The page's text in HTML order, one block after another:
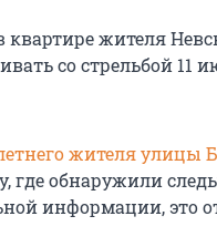
жителя
со стрельбой 11
жителя улицы
где обнаружили
информации, это